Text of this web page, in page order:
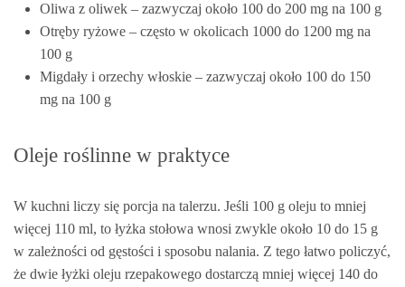
Oliwa z oliwek – zazwyczaj około 100 do 200 mg na 100 g
Otręby ryżowe – często w okolicach 1000 do 1200 mg na
100 g
Migdały i orzechy włoskie – zazwyczaj około 100 do 150
mg na 100 g
Oleje roślinne w praktyce
W kuchni liczy się porcja na talerzu. Jeśli 100 g oleju to mniej
więcej 110 ml, to łyżka stołowa wnosi zwykle około 10 do 15 g
w zależności od gęstości i sposobu nalania. Z tego łatwo policzyć,
że dwie łyżki oleju rzepakowego dostarczą mniej więcej 140 do